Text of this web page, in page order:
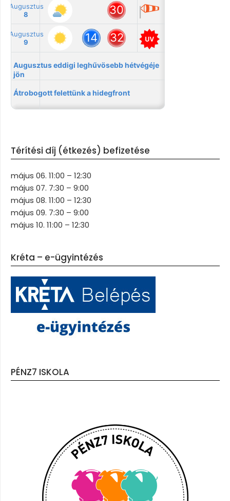
Térítési díj (étkezés) befizetése
május 06. 11:00 – 12:30
május 07. 7:30 – 9:00
május 08. 11:00 – 12:30
május 09. 7:30 – 9:00
május 10. 11:00 – 12:30
Kréta – e-ügyintézés
PÉNZ7 ISKOLA